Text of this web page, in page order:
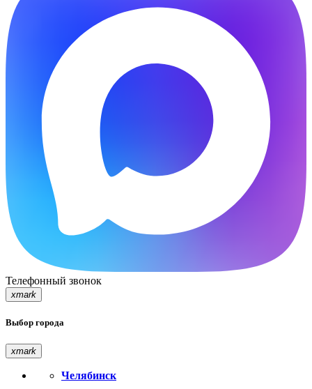
Телефонный звонок
xmark
Выбор города
xmark
Челябинск